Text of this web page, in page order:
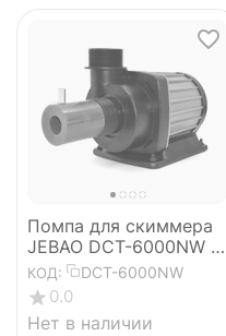
Помпа для скиммера
JEBAO DCT-6000NW (с
игольчатым ротором)
КОД: DCT-6000NW
0.0
Нет в наличии